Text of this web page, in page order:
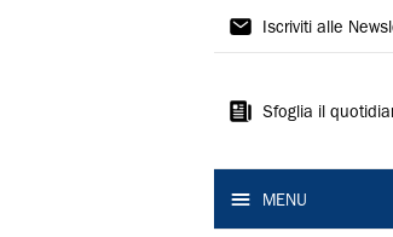
Il
Iscriviti alle
Sfoglia il
MENU